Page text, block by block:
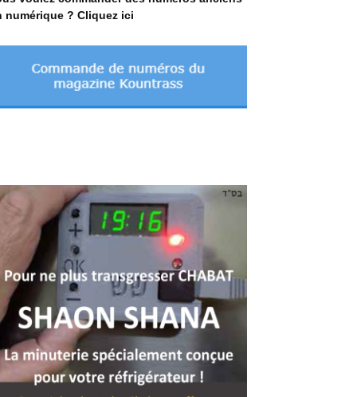
numérique ? Cliquez ici